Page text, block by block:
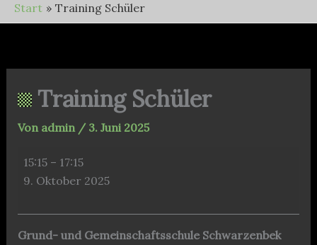
Start Training Schüler
Training Schüler
Von admin / 3. Juni 2025
Training
Schüler
15:15 – 17:15
9. Oktober 2025
Grund- und Gemeinschaftsschule Schwarzenbek